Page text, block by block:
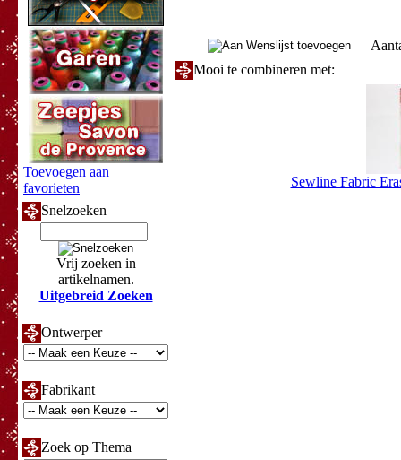
Toevoegen aan
favorieten
Snelzoeken
Vrij zoeken in
artikelnamen.
Uitgebreid Zoeken
Ontwerper
Fabrikant
Zoek op Thema
Mooi te combineren met:
Sewline Fabric